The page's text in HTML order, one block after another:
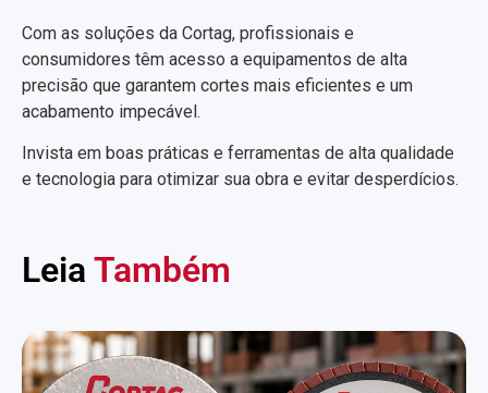
Com as soluções da Cortag, profissionais e
consumidores têm acesso a equipamentos de alta
precisão que garantem cortes mais eficientes e um
acabamento impecável.
Invista em boas práticas e ferramentas de alta qualidade
e tecnologia para otimizar sua obra e evitar desperdícios.
Leia Também